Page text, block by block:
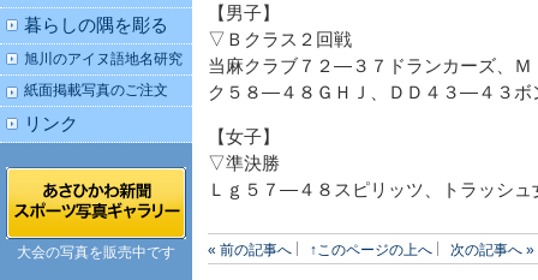
【男子】
▽Ｂクラス２回戦
当麻クラブ７２―３７ドランカーズ、
ク５８―４８ＧＨＪ、ＤＤ４３―４３
【女子】
▽準決勝
Ｌｇ５７―４８スピリッツ、トラッシ
« 前の記事へ ↑このページの上へ 次の記事へ »
暮らしの隅を彫る
旭川のアイヌ語地名研究
紙面掲載写真のご注文
リンク
大会の写真を販売中です